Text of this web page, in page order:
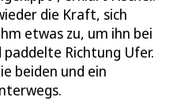
die Kraft, sich
etwas zu, um ihn bei
Richtung Ufer.
beiden und ein